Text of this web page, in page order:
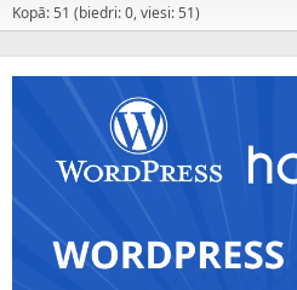
Kopā: 51 (biedri: 0, viesi: 51)